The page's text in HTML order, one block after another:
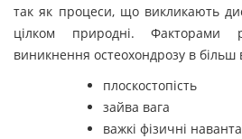
так як процеси, що викликають
цілком природні. Факторами
виникнення остеохондрозу в
плоскостопість
зайва вага
важкі фізичні